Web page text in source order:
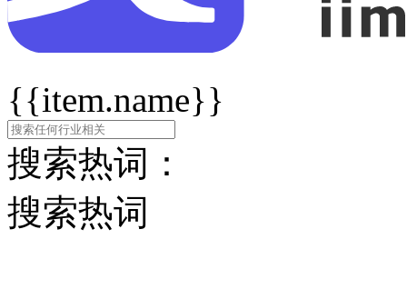
{{item.name}}
搜索热词：
搜索热词